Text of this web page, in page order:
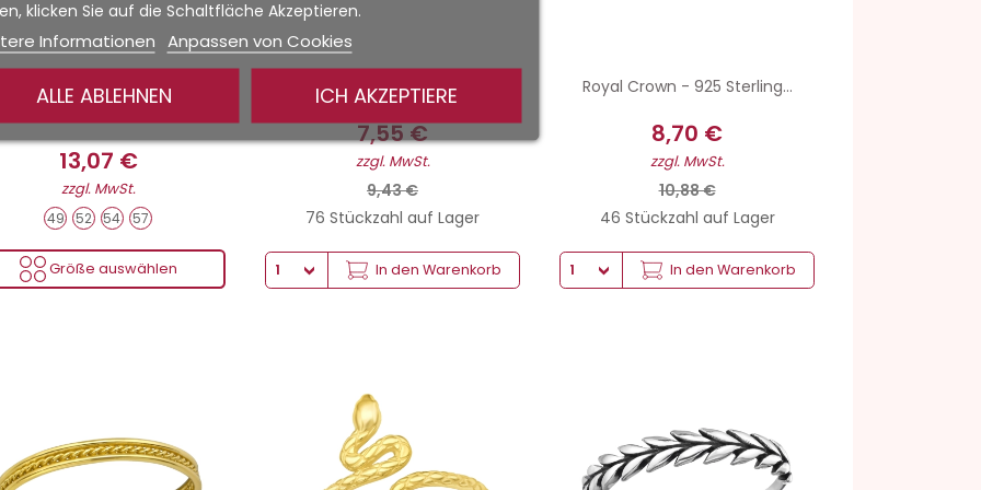
Olive Leaf - Silber 925...
13,07 €
zzgl. MwSt.
49 52 54 57
Größe auswählen
Eternity Hexagon - 925...
7,55 €
zzgl. MwSt.
9,43 €
76 Stückzahl auf Lager
In den Warenkorb
Royal Crown - 925 Sterling...
8,70 €
zzgl. MwSt.
10,88 €
46 Stückzahl auf Lager
In den Warenkorb
klicken Sie auf die Schaltfläche Akzeptieren.
Informationen Anpassen von Cookies
ALLE ABLEHNEN ICH AKZEPTIERE